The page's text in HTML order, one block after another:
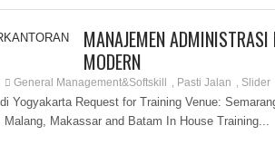
MANAJEMEN ADMINISTRASI
MODERN
General Management&Softskill Pasti Jalan Slider
Yogyakarta Request for Training Venue:
Makassar and Batam In House Training...